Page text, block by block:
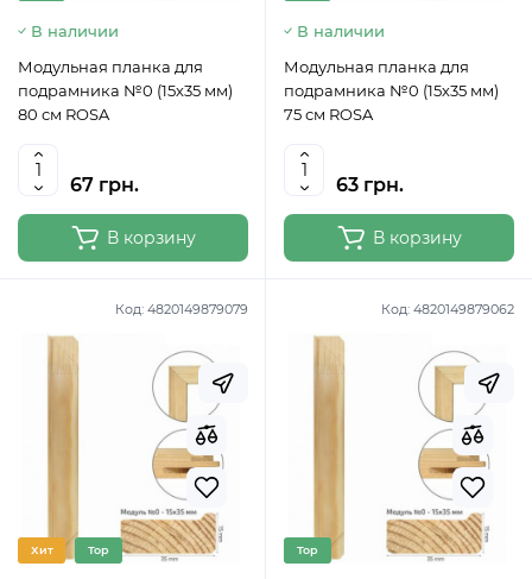
В наличии
Модульная планка для
подрамника №0 (15х35 мм)
80 см ROSA
67 грн.
В корзину
В наличии
Модульная планка для
подрамника №0 (15х35 мм)
75 см ROSA
63 грн.
В корзину
Код: 4820149879079
Хит Top
Код: 4820149879062
Top